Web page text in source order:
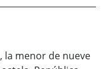
la menor de nueve